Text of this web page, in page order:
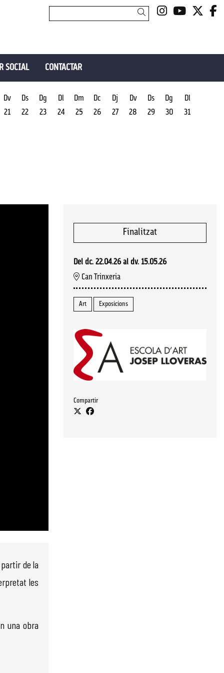
Link aLink a
Cercar
SOCIAL CONTACTAR
Dv
21
Ds
22
Dg
23
Dl
24
Dm
25
Dc
26
Dj
27
Dv
28
Ds
29
Dg
30
Dl
31
Finalitzat
Del dc. 22.04.26al dv. 15.05.26
Can Trinxeria
Art Exposicions
Compartir
partir de la
les
una obra